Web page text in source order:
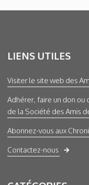
LIENS UTILES
Visiter le site web des
Adhérer, faire un don ou
de la Société des Amis
Abonnez-vous aux
Contactez-nous